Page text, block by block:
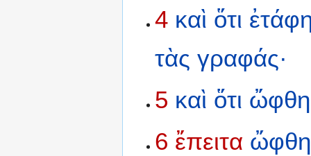
4 καὶ ὅτι
τὰς γραφάς·
5 καὶ ὅτι ὤφθη
6 ἔπειτα ὤφθη